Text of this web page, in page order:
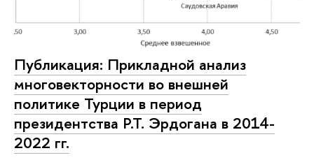
Публикация: Прикладной анализ
многовекторности во внешней
политике Турции в период
президентства Р.Т. Эрдогана в 2014-
2022 гг.